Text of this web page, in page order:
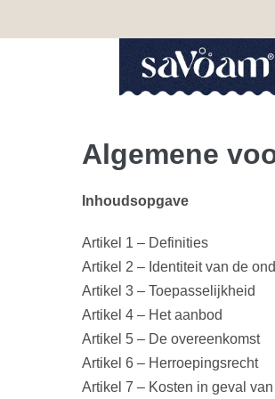
Algemene
Inhoudsopgave
Artikel 1 – Definities
Artikel 2 – Identiteit van de
Artikel 3 – Toepasselijkheid
Artikel 4 – Het aanbod
Artikel 5 – De overeenkomst
Artikel 6 – Herroepingsrecht
Artikel 7 – Kosten in geval